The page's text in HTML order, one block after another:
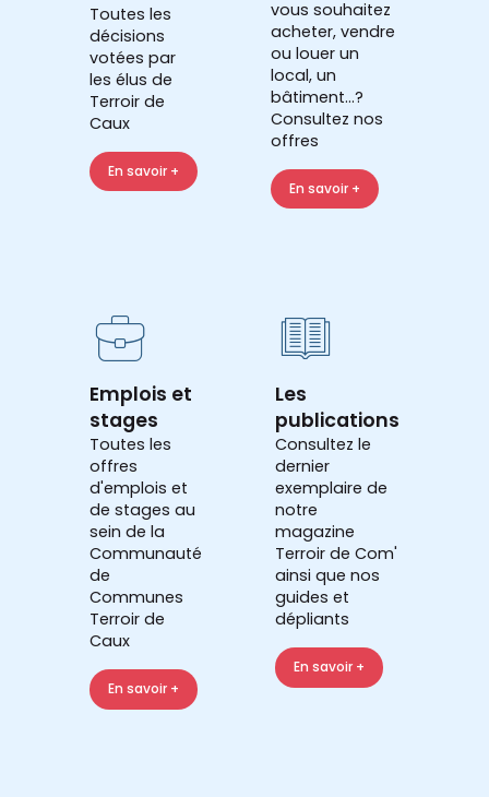
Toutes les
décisions
votées par
les élus de
Terroir de
Caux
En savoir +
vous souhaitez
acheter, vendre
ou louer un
local, un
bâtiment...?
Consultez nos
offres
En savoir +
Emplois et
stages
Toutes les
offres
d'emplois et
de stages au
sein de la
Communauté
de
Communes
Terroir de
Caux
En savoir +
Les
publications
Consultez le
dernier
exemplaire de
notre
magazine
Terroir de Com'
ainsi que nos
guides et
dépliants
En savoir +